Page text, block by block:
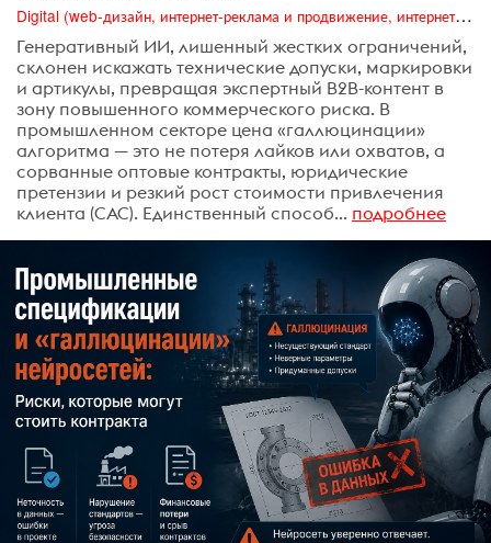
Digital (web-дизайн, интернет-реклама и продвижение, интернет-сообщества и блоги, интернет-коммуникации, мобильный маркетинг, реклама на цифровых экранах)
Генеративный ИИ, лишенный жестких ограничений,
склонен искажать технические допуски, маркировки
и артикулы, превращая экспертный B2B-контент в
зону повышенного коммерческого риска. В
промышленном секторе цена «галлюцинации»
алгоритма — это не потеря лайков или охватов, а
сорванные оптовые контракты, юридические
претензии и резкий рост стоимости привлечения
клиента (CAC). Единственный способ... подробнее